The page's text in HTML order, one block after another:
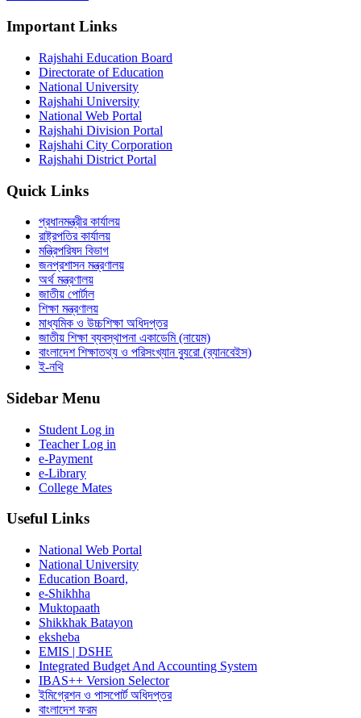
Important Links
Rajshahi Education Board
Directorate of Education
National University
Rajshahi University
National Web Portal
Rajshahi Division Portal
Rajshahi City Corporation
Rajshahi District Portal
Quick Links
প্রধানমন্ত্রীর কার্যালয়
রাষ্ট্রপতির কার্যালয়
মন্ত্রিপরিষদ বিভাগ
জনপ্রশাসন মন্ত্রণালয়
অর্থ মন্ত্রণালয়
জাতীয় পোর্টাল
শিক্ষা মন্ত্রণালয়
মাধ্যমিক ও উচ্চশিক্ষা অধিদপ্তর
জাতীয় শিক্ষা ব্যবস্থাপনা একাডেমি (নায়েম)
বাংলাদেশ শিক্ষাতথ্য ও পরিসংখ্যান ব্যুরো (ব্যানবেইস)
ই-নথি
Sidebar Menu
Student Log in
Teacher Log in
e-Payment
e-Library
College Mates
Useful Links
National Web Portal
National University
Education Board,
e-Shikhha
Muktopaath
Shikkhak Batayon
eksheba
EMIS | DSHE
Integrated Budget And Accounting System
IBAS++ Version Selector
ইমিগ্রেশন ও পাসপোর্ট অধিদপ্তর
বাংলাদেশ ফরম